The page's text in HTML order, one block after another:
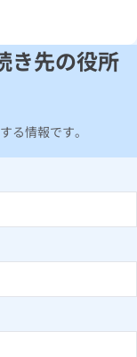
き先の役所
る情報です。